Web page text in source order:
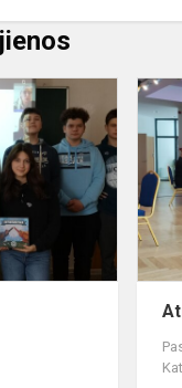
Dovana
iš
STT